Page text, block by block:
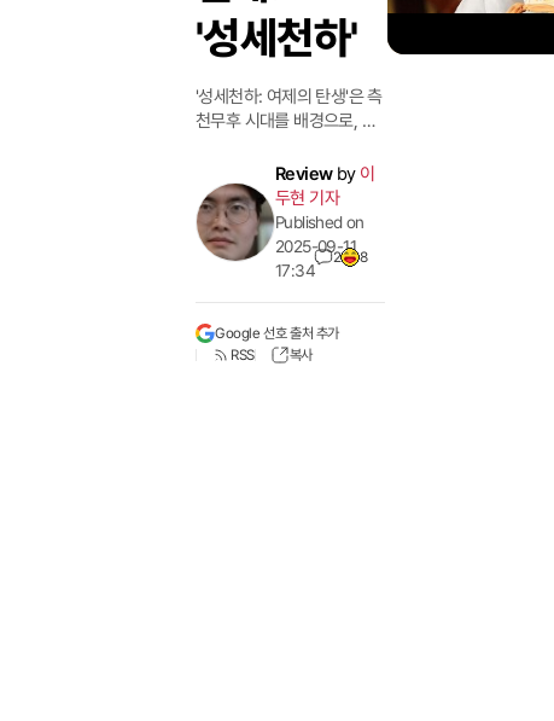
'성세천하'
'성세천하: 여제의 탄생'은 측
천무후 시대를 배경으로, 역
한 당나라 황궁을 무대로 한
다. 뉴 원 스튜디오(New
One Studio)가 개발, 영국
아카데미상(BAFTA) 수상자
인 데미 구안(Demi Guan)
임을 즐길 수 있다. 이 작품은
시리즈로 구성됐으며, 현재
Reviewby 이
두현 기자
Published on
2025-09-11
17:34
Google 선호 출처 추가
RSS
복사
2 8